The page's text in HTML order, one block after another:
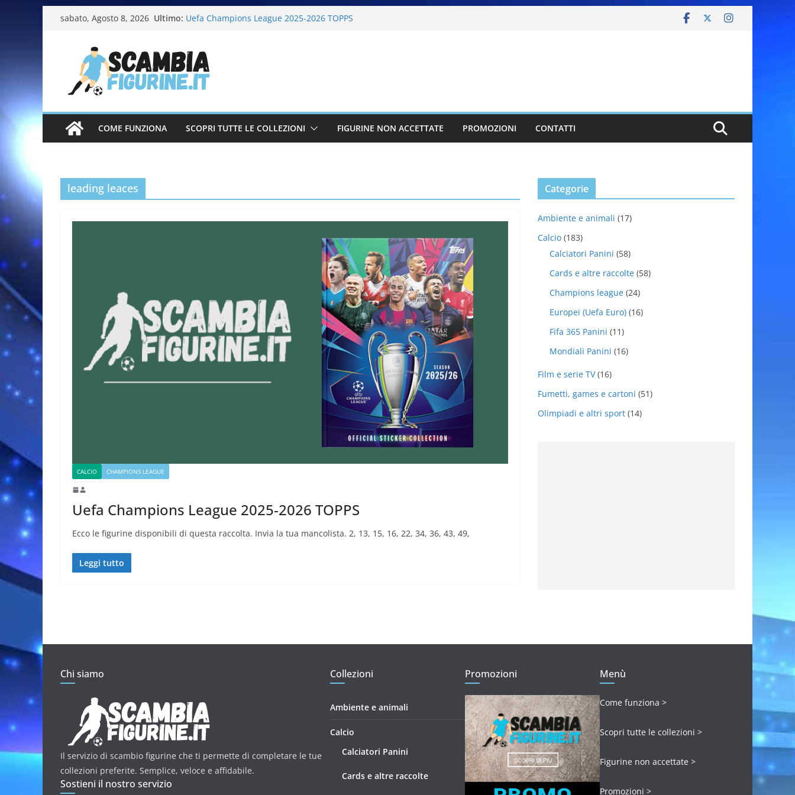
sabato, Agosto 8, 2026 Ultimo:
Calciatori Serie B BKT 2025-2026 PANINI
Uefa Champions League 2025-2026 TOPPS
Calciatrici 2025-2026 PANINI
COME FUNZIONA SCOPRI TUTTE LE COLLEZIONI FIGURINE NON ACCETTATE PROMOZIONI CONTATTI
leading leaces
CALCIO CHAMPIONS LEAGUE
Uefa Champions League 2025-2026 TOPPS
Ecco le figurine disponibili di questa raccolta. Invia la tua mancolista. 2, 13, 15, 16, 22, 34, 36, 43, 49,
Leggi tutto
Categorie
Ambiente e animali (17)
Calcio (183)
Calciatori Panini (58)
Cards e altre raccolte (58)
Champions league (24)
Europei (Uefa Euro) (16)
Fifa 365 Panini (11)
Mondiali Panini (16)
Film e serie TV(16)
Fumetti, games e cartoni (51)
Olimpiadi e altri sport (14)
Chi siamo
Il servizio di scambio figurine che ti permette di completare le tue
collezioni preferite. Semplice, veloce e affidabile.
Sostieni il nostro servizio
Collezioni
Ambiente e animali
Calcio
Calciatori Panini
Cards e altre raccolte
Promozioni Menù
Come funziona >
Scopri tutte le collezioni >
Figurine non accettate >
Promozioni >